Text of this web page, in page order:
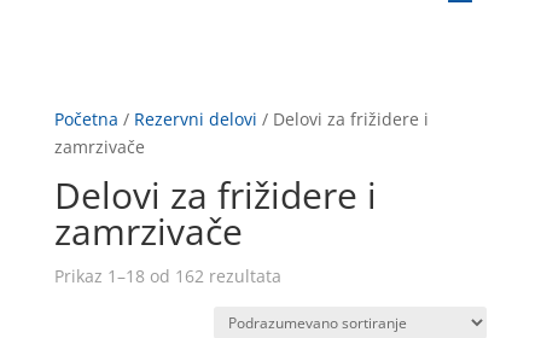
Početna / Rezervni delovi / Delovi za frižidere i
zamrzivače
Delovi za frižidere i
zamrzivače
Prikaz 1–18 od 162 rezultata